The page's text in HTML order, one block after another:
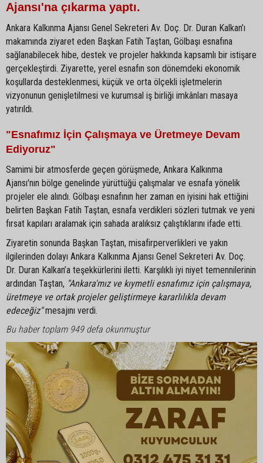
Ajansı'na çıkarma yaptı.
Ankara Kalkınma Ajansı Genel Sekreteri Av. Doç. Dr. Duran Kalkan’ı
makamında ziyaret eden Başkan Fatih Taştan, Gölbaşı esnafına
sağlanabilecek hibe, destek ve projeler hakkında kapsamlı bir istişare
gerçekleştirdi. Ziyarette, yerel esnafın son dönemdeki ekonomik
koşullarda desteklenmesi, küçük ve orta ölçekli işletmelerin
vizyonunun genişletilmesi ve kurumsal iş birliği imkânları masaya
yatırıldı.
"Esnafımız İçin Çalışmaya ve Üretmeye Devam
Ediyoruz"
Samimi bir atmosferde geçen görüşmede, Ankara Kalkınma
Ajansı'nın bölge genelinde yürüttüğü çalışmalar ve esnafa yönelik
projeler ele alındı. Gölbaşı esnafının her zaman en iyisini hak ettiğini
belirten Başkan Fatih Taştan, esnafa verdikleri sözleri tutmak ve yeni
fırsat kapıları aralamak için sahada aralıksız çalıştıklarını ifade etti.
Ziyaretin sonunda Başkan Taştan, misafirperverlikleri ve yakın
ilgilerinden dolayı Ankara Kalkınma Ajansı Genel Sekreteri Av. Doç.
Dr. Duran Kalkan’a teşekkürlerini iletti. Karşılıklı iyi niyet temennilerinin
ardından Taştan, "Ankara'mız ve kıymetli esnafımız için çalışmaya,
üretmeye ve ortak projeler geliştirmeye kararlılıkla devam
edeceğiz"mesajını verdi.
Bu haber toplam 949 defa okunmuştur